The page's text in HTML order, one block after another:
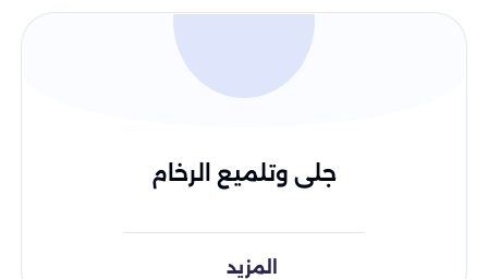
جلى وتلميع الرخام
المزيد